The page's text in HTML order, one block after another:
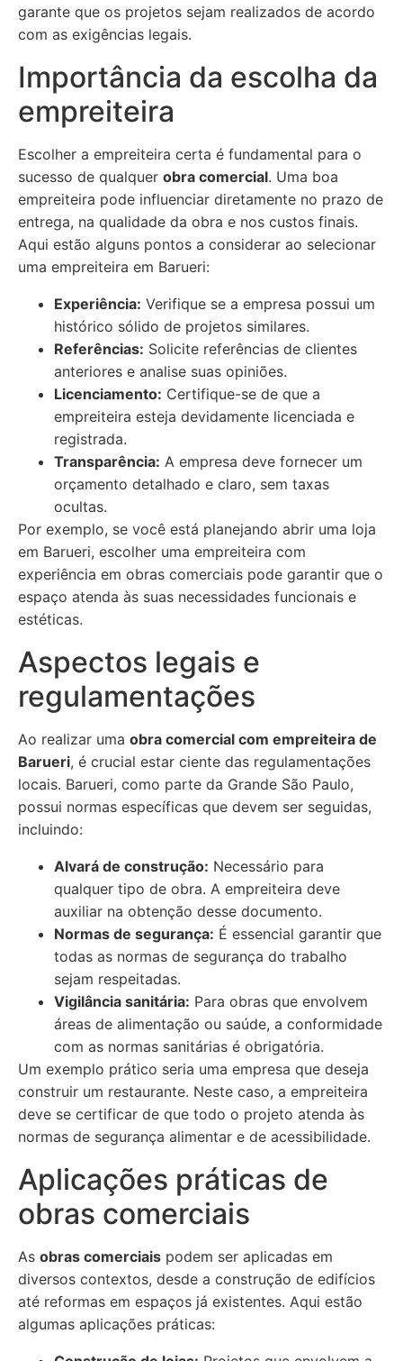
garante que os projetos sejam realizados de acordo
com as exigências legais.
Importância da escolha da
empreiteira
Escolher a empreiteira certa é fundamental para o
sucesso de qualquer obra comercial. Uma boa
empreiteira pode influenciar diretamente no prazo de
entrega, na qualidade da obra e nos custos finais.
Aqui estão alguns pontos a considerar ao selecionar
uma empreiteira em Barueri:
Experiência: Verifique se a empresa possui um
histórico sólido de projetos similares.
Referências: Solicite referências de clientes
anteriores e analise suas opiniões.
Licenciamento: Certifique-se de que a
empreiteira esteja devidamente licenciada e
registrada.
Transparência: A empresa deve fornecer um
orçamento detalhado e claro, sem taxas
ocultas.
Por exemplo, se você está planejando abrir uma loja
em Barueri, escolher uma empreiteira com
experiência em obras comerciais pode garantir que o
espaço atenda às suas necessidades funcionais e
estéticas.
Aspectos legais e
regulamentações
Ao realizar uma obra comercial com empreiteira de
Barueri, é crucial estar ciente das regulamentações
locais. Barueri, como parte da Grande São Paulo,
possui normas específicas que devem ser seguidas,
incluindo:
Alvará de construção: Necessário para
qualquer tipo de obra. A empreiteira deve
auxiliar na obtenção desse documento.
Normas de segurança: É essencial garantir que
todas as normas de segurança do trabalho
sejam respeitadas.
Vigilância sanitária: Para obras que envolvem
áreas de alimentação ou saúde, a conformidade
com as normas sanitárias é obrigatória.
Um exemplo prático seria uma empresa que deseja
construir um restaurante. Neste caso, a empreiteira
deve se certificar de que todo o projeto atenda às
normas de segurança alimentar e de acessibilidade.
Aplicações práticas de
obras comerciais
As obras comerciais podem ser aplicadas em
diversos contextos, desde a construção de edifícios
até reformas em espaços já existentes. Aqui estão
algumas aplicações práticas: